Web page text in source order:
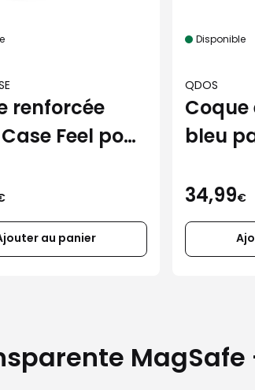
renforcée
Feel pour
au panier
Disponible
QDOS
Coque
bleu
34,99€
MagSafe